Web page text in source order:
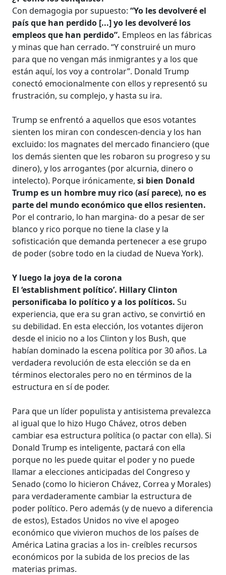
Con demagogia por supuesto:“Yo les devolveré el
país que han perdido [...] yo les devolveré los
empleos que han perdido”. Empleos en las fábricas
y minas que han cerrado. “Y construiré un muro
para que no vengan más inmigrantes y a los que
están aquí, los voy a controlar”. Donald Trump
conectó emocionalmente con ellos y representó su
frustración, su complejo, y hasta su ira.
Trump se enfrentó a aquellos que esos votantes
sienten los miran con condescen-dencia y los han
excluido: los magnates del mercado financiero (que
los demás sienten que les robaron su progreso y su
dinero), y los arrogantes (por alcurnia, dinero o
intelecto). Porque irónicamente,si bien Donald
Trump es un hombre muy rico (así parece), no es
parte del mundo económico que ellos resienten.
Por el contrario, lo han margina- do a pesar de ser
blanco y rico porque no tiene la clase y la
sofisticación que demanda pertenecer a ese grupo
de poder (sobre todo en la ciudad de Nueva York).
Y luego la joya de la corona
El ‘establishment político’. Hillary Clinton
personificaba lo político y a los políticos. Su
experiencia, que era su gran activo, se convirtió en
su debilidad. En esta elección, los votantes dijeron
desde el inicio no a los Clinton y los Bush, que
habían dominado la escena política por 30 años. La
verdadera revolución de esta elección se da en
términos electorales pero no en términos de la
estructura en sí de poder.
Para que un líder populista y antisistema prevalezca
al igual que lo hizo Hugo Chávez, otros deben
cambiar esa estructura política (o pactar con ella). Si
Donald Trump es inteligente, pactará con ella
porque no les puede quitar el poder y no puede
llamar a elecciones anticipadas del Congreso y
Senado (como lo hicieron Chávez, Correa y Morales)
para verdaderamente cambiar la estructura de
poder político. Pero además (y de nuevo a diferencia
de estos), Estados Unidos no vive el apogeo
económico que vivieron muchos de los países de
América Latina gracias a los in- creíbles recursos
económicos por la subida de los precios de las
materias primas.